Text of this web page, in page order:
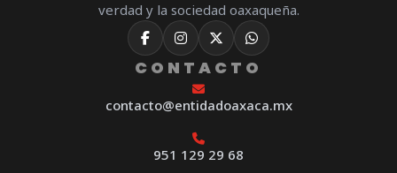
verdad y la sociedad oaxaqueña.
CONTACTO
contacto@entidadoaxaca.mx
951 129 29 68